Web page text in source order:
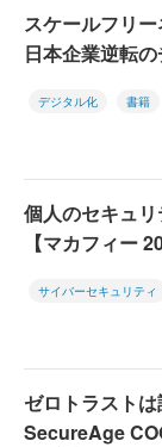
スケールフリ
日本企業逆転
デジタル化 書籍
個人のセキュ
【マカフィー
サイバーセキュリティ
ゼロトラスト
SecureAge